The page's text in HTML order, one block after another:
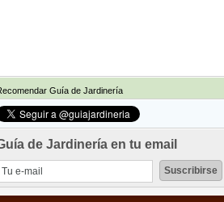
Guía de Jardinería
de Jardinería en tu email